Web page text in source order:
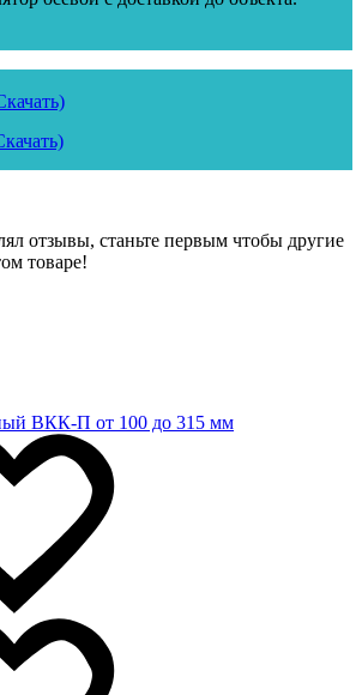
отзывы, станьте первым чтобы другие
товаре!
ВКК-П от 100 до 315 мм